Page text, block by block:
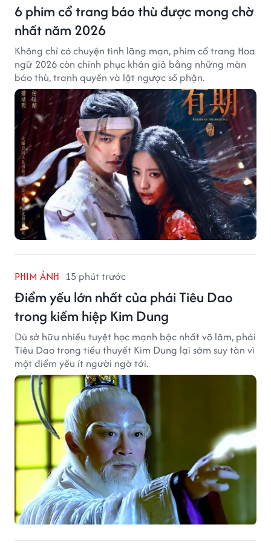
6 phim cổ trang báo thù được mong chờ
nhất năm 2026
Không chỉ có chuyện tình lãng mạn, phim cổ trang Hoa
ngữ 2026 còn chinh phục khán giả bằng những màn
báo thù, tranh quyền và lật ngược số phận.
PHIM ẢNH 15 phút trước
Điểm yếu lớn nhất của phái Tiêu Dao
trong kiếm hiệp Kim Dung
Dù sở hữu nhiều tuyệt học mạnh bậc nhất võ lâm, phái
Tiêu Dao trong tiểu thuyết Kim Dung lại sớm suy tàn vì
một điểm yếu ít người ngờ tới.